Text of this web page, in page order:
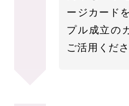
ージカード
プル成立の
ご活用くださ